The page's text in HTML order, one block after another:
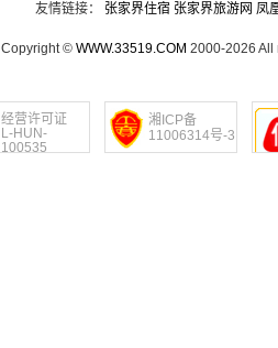
友情链接： 张家界住宿 张家界旅游网 凤
Copyright © WWW.33519.COM 2000-2026 All
经营许可证
L-HUN-
100535
湘ICP备
11006314号-3